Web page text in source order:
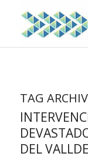
TAG
DEL